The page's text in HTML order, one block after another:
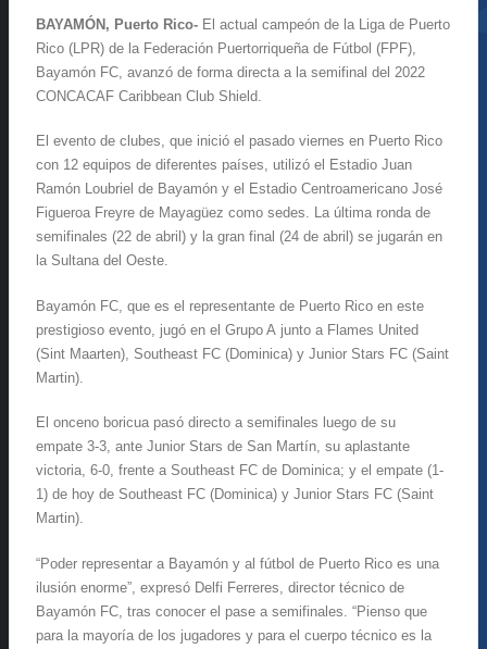
BAYAMÓN, Puerto Rico- El actual campeón de la Liga de Puerto
Rico (LPR) de la Federación Puertorriqueña de Fútbol (FPF),
Bayamón FC, avanzó de forma directa a la semifinal del 2022
CONCACAF Caribbean Club Shield.
El evento de clubes, que inició el pasado viernes en Puerto Rico
con 12 equipos de diferentes países, utilizó el Estadio Juan
Ramón Loubriel de Bayamón y el Estadio Centroamericano José
Figueroa Freyre de Mayagüez como sedes. La última ronda de
semifinales (22 de abril) y la gran final (24 de abril) se jugarán en
la Sultana del Oeste.
Bayamón FC, que es el representante de Puerto Rico en este
prestigioso evento, jugó en el Grupo A junto a Flames United
(Sint Maarten), Southeast FC (Dominica) y Junior Stars FC (Saint
Martin).
El onceno boricua pasó directo a semifinales luego de su
empate 3-3, ante Junior Stars de San Martín, su aplastante
victoria, 6-0, frente a Southeast FC de Dominica; y el empate (1-
1) de hoy de Southeast FC (Dominica) y Junior Stars FC (Saint
Martin).
“Poder representar a Bayamón y al fútbol de Puerto Rico es una
ilusión enorme”, expresó Delfi Ferreres, director técnico de
Bayamón FC, tras conocer el pase a semifinales. “Pienso que
para la mayoría de los jugadores y para el cuerpo técnico es la